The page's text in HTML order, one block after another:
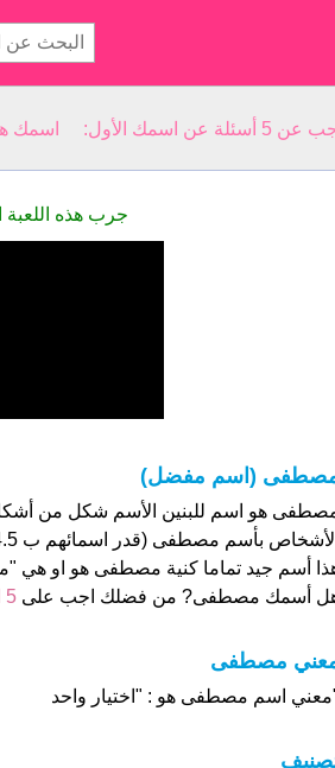
الأول: اسمك هو:
جرب هذه اللعبة
(اسم مفضل)
أسم جيد تماما كنية مصطفى هو او هي
أسمك مصطفى? من فضلك اجب على5 اسئلة عن أسمك
مصطفى
اسم مصطفى هو : "اختيار واحد